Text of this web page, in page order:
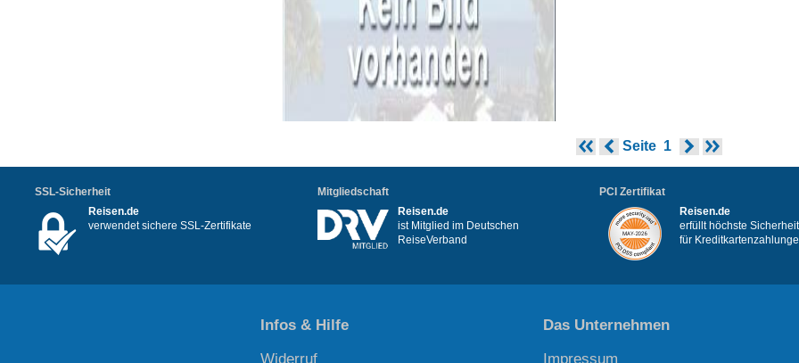
Seite 1
SSL-Sicherheit
Reisen.de
verwendet sichere SSL-Zertifikate
Mitgliedschaft
Reisen.de
ist Mitglied im Deutschen
ReiseVerband
PCI Zertifikat
Reisen.de
erfüllt höchste
für
Infos & Hilfe
Widerruf
Das Unternehmen
Impressum